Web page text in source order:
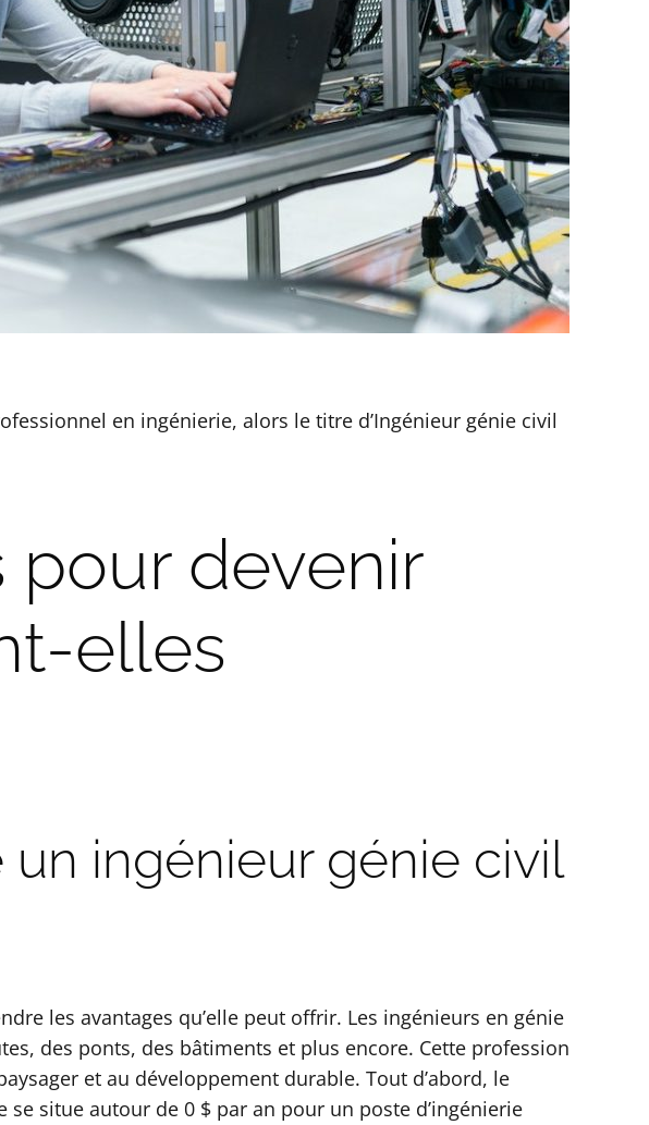
en ingénierie, alors le titre d’Ingénieur génie civil
pour devenir
elles
un ingénieur génie civil
les avantages qu’elle peut offrir. Les ingénieurs en génie
des ponts, des bâtiments et plus encore. Cette profession
et au développement durable. Tout d’abord, le
situe autour de 0 $ par an pour un poste d’ingénierie